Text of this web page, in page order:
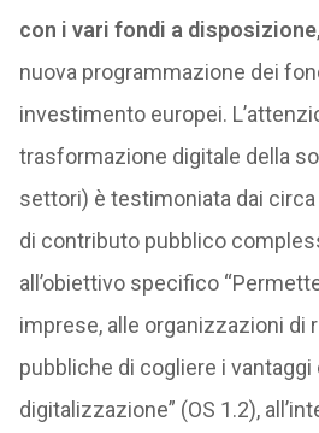
con i vari fondi a disposizione
nuova programmazione dei
investimento europei.
trasformazione digitale della
settori) è testimoniata dai circa
di contributo pubblico
all’obiettivo specifico
imprese, alle organizzazioni di
pubbliche di cogliere i vantaggi
digitalizzazione” (OS 1.2),